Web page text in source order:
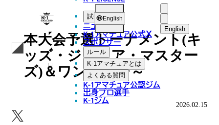
K-
1
ア
マ
チ
ュ
English
日本語
中文（简体
試合
ニュース
K-1アマチュア公式X
スポンサー
ルール
K-1アマチュアとは
よくある質問
K-1アマチュア公認ジム
出身プロ選手
K-1ジム
English
第77回K-1アマチュア～全日
本大会予選トーナメント(キ
ッズ・ジュニア・マスター
ズ)＆ワンマッチ～
2026.02.15